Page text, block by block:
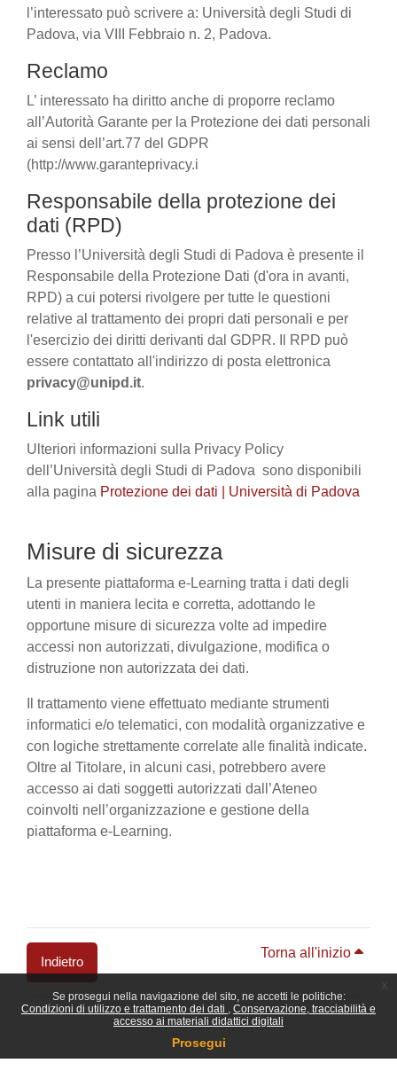
Se prosegui nella navigazione del sito, ne accetti le politiche:
Condizioni di utilizzo e trattamento dei dati
Conservazione, tracciabilità e
accesso ai materiali didattici digitali
Prosegui
l’interessato può scrivere a: Università degli Studi di
Padova, via VIII Febbraio n. 2, Padova.
Reclamo
L’ interessato ha diritto anche di proporre reclamo
all’Autorità Garante per la Protezione dei dati personali
ai sensi dell’art.77 del GDPR
(http://www.garanteprivacy.i
Responsabile della protezione dei
dati (RPD)
Presso l’Università degli Studi di Padova è presente il
Responsabile della Protezione Dati (d'ora in avanti,
RPD) a cui potersi rivolgere per tutte le questioni
relative al trattamento dei propri dati personali e per
l'esercizio dei diritti derivanti dal GDPR. Il RPD può
essere contattato all'indirizzo di posta elettronica
privacy@unipd.it.
Link utili
Ulteriori informazioni sulla Privacy Policy
dell’Università degli Studi di Padova sono disponibili
alla pagina Protezione dei dati | Università di Padova
Misure di sicurezza
La presente piattaforma e-Learning tratta i dati degli
utenti in maniera lecita e corretta, adottando le
opportune misure di sicurezza volte ad impedire
accessi non autorizzati, divulgazione, modifica o
distruzione non autorizzata dei dati.
Il trattamento viene effettuato mediante strumenti
informatici e/o telematici, con modalità organizzative e
con logiche strettamente correlate alle finalità indicate.
Oltre al Titolare, in alcuni casi, potrebbero avere
accesso ai dati soggetti autorizzati dall’Ateneo
coinvolti nell’organizzazione e gestione della
piattaforma e-Learning.
Indietro
Torna all'inizio
Blocchi